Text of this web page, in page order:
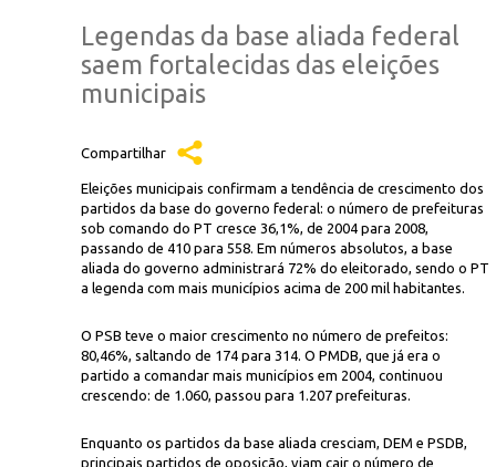
Legendas da base aliada federal
saem fortalecidas das eleições
municipais
Compartilhar
Eleições municipais confirmam a tendência de crescimento dos
partidos da base do governo federal: o número de prefeituras
sob comando do PT cresce 36,1%, de 2004 para 2008,
passando de 410 para 558. Em números absolutos, a base
aliada do governo administrará 72% do eleitorado, sendo o PT
a legenda com mais municípios acima de 200 mil habitantes.
O PSB teve o maior crescimento no número de prefeitos:
80,46%, saltando de 174 para 314. O PMDB, que já era o
partido a comandar mais municípios em 2004, continuou
crescendo: de 1.060, passou para 1.207 prefeituras.
Enquanto os partidos da base aliada cresciam, DEM e PSDB,
principais partidos de oposição, viam cair o número de